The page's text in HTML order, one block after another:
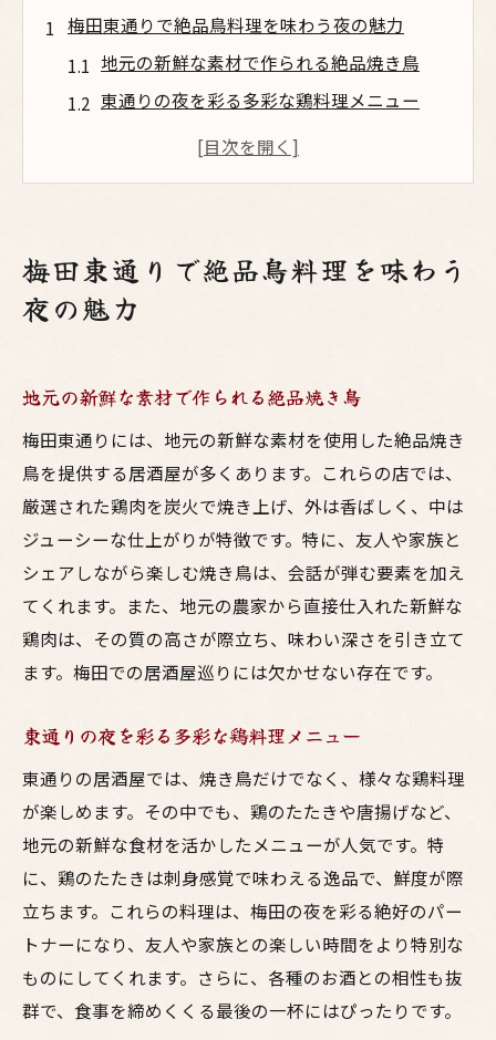
梅田東通りで絶品鳥料理を味わう夜の魅力
地元の新鮮な素材で作られる絶品焼き鳥
東通りの夜を彩る多彩な鶏料理メニュー
美味しい鳥料理とともに夜を楽しむ秘密
特別な夜を演出する絶妙な鶏料理とお酒
友達と楽しむ東通りでの美味い居酒屋体験
友人とシェアしたい絶品焼き鳥リスト
東通りの隠れた名店で味わう贅沢なひとと
き
友達と楽しむ新鮮な地鶏料理の魅力
みんなで訪れたい東通りの居酒屋特集
話題の居酒屋で思い出に残る夜を
家族で行く梅田東通りの鳥料理居酒屋探訪
家族みんなで楽しめる居心地の良い居酒屋
家族でシェアしたい東通りの美味い一品
親子で楽しむ居酒屋での特別な時間
家族向けメニューが充実した東通りの店
梅田東通りで家族と過ごす温かいひと時
呑みを満喫するなら梅田東通りの居酒屋が一押
し
呑みの締めにぴったりの鳥料理
種類豊富なお酒と相性抜群の一品
東通りで見つける隠れた名酒
梅田東通りで絶品鳥料理を味わう
夜の魅力
地元の新鮮な素材で作られる絶品焼き鳥
梅田東通りには、地元の新鮮な素材を使用した絶品焼き
鳥を提供する居酒屋が多くあります。これらの店では、
厳選された鶏肉を炭火で焼き上げ、外は香ばしく、中は
ジューシーな仕上がりが特徴です。特に、友人や家族と
シェアしながら楽しむ焼き鳥は、会話が弾む要素を加え
てくれます。また、地元の農家から直接仕入れた新鮮な
鶏肉は、その質の高さが際立ち、味わい深さを引き立て
ます。梅田での居酒屋巡りには欠かせない存在です。
東通りの夜を彩る多彩な鶏料理メニュー
東通りの居酒屋では、焼き鳥だけでなく、様々な鶏料理
が楽しめます。その中でも、鶏のたたきや唐揚げなど、
地元の新鮮な食材を活かしたメニューが人気です。特
に、鶏のたたきは刺身感覚で味わえる逸品で、鮮度が際
立ちます。これらの料理は、梅田の夜を彩る絶好のパー
トナーになり、友人や家族との楽しい時間をより特別な
ものにしてくれます。さらに、各種のお酒との相性も抜
群で、食事を締めくくる最後の一杯にはぴったりです。